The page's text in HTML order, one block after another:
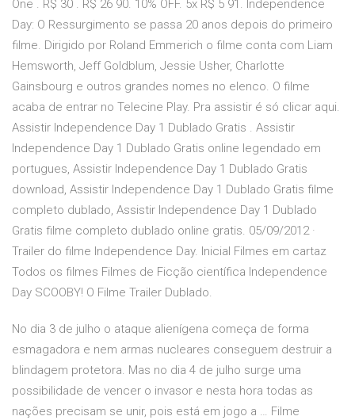
One . R$ 30 . R$ 26 90. 10% OFF. 5x R$ 5 91. Independence
Day: O Ressurgimento se passa 20 anos depois do primeiro
filme. Dirigido por Roland Emmerich o filme conta com Liam
Hemsworth, Jeff Goldblum, Jessie Usher, Charlotte
Gainsbourg e outros grandes nomes no elenco. O filme
acaba de entrar no Telecine Play. Pra assistir é só clicar aqui.
Assistir Independence Day 1 Dublado Gratis . Assistir
Independence Day 1 Dublado Gratis online legendado em
portugues, Assistir Independence Day 1 Dublado Gratis
download, Assistir Independence Day 1 Dublado Gratis filme
completo dublado, Assistir Independence Day 1 Dublado
Gratis filme completo dublado online gratis. 05/09/2012 ·
Trailer do filme Independence Day. Inicial Filmes em cartaz
Todos os filmes Filmes de Ficção científica Independence
Day SCOOBY! O Filme Trailer Dublado.
No dia 3 de julho o ataque alienígena começa de forma
esmagadora e nem armas nucleares conseguem destruir a
blindagem protetora. Mas no dia 4 de julho surge uma
possibilidade de vencer o invasor e nesta hora todas as
nações precisam se unir, pois está em jogo a … Filme